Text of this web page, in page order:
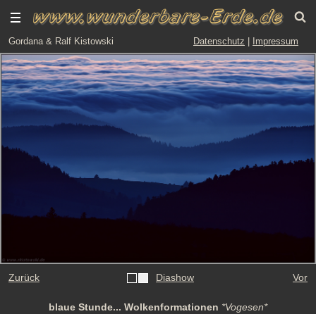
Gordana & Ralf Kistowski Datenschutz Impressum
Zurück Diashow Vor
blaue Stunde... Wolkenformationen *Vogesen*